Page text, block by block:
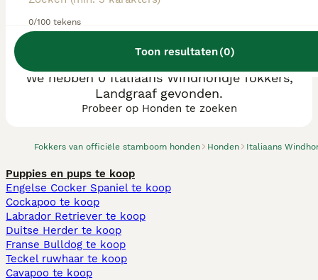
0/100 tekens
Toon resultaten(0)
Fokkers van officiële stamboom honden Honden Italiaans
We hebben 0 Italiaans Windhondje fokkers,
Landgraaf gevonden.
Probeer op Honden te zoeken
Puppies en pups te koop
Engelse Cocker Spaniel te koop
Cockapoo te koop
Labrador Retriever te koop
Duitse Herder te koop
Franse Bulldog te koop
Teckel ruwhaar te koop
Cavapoo te koop